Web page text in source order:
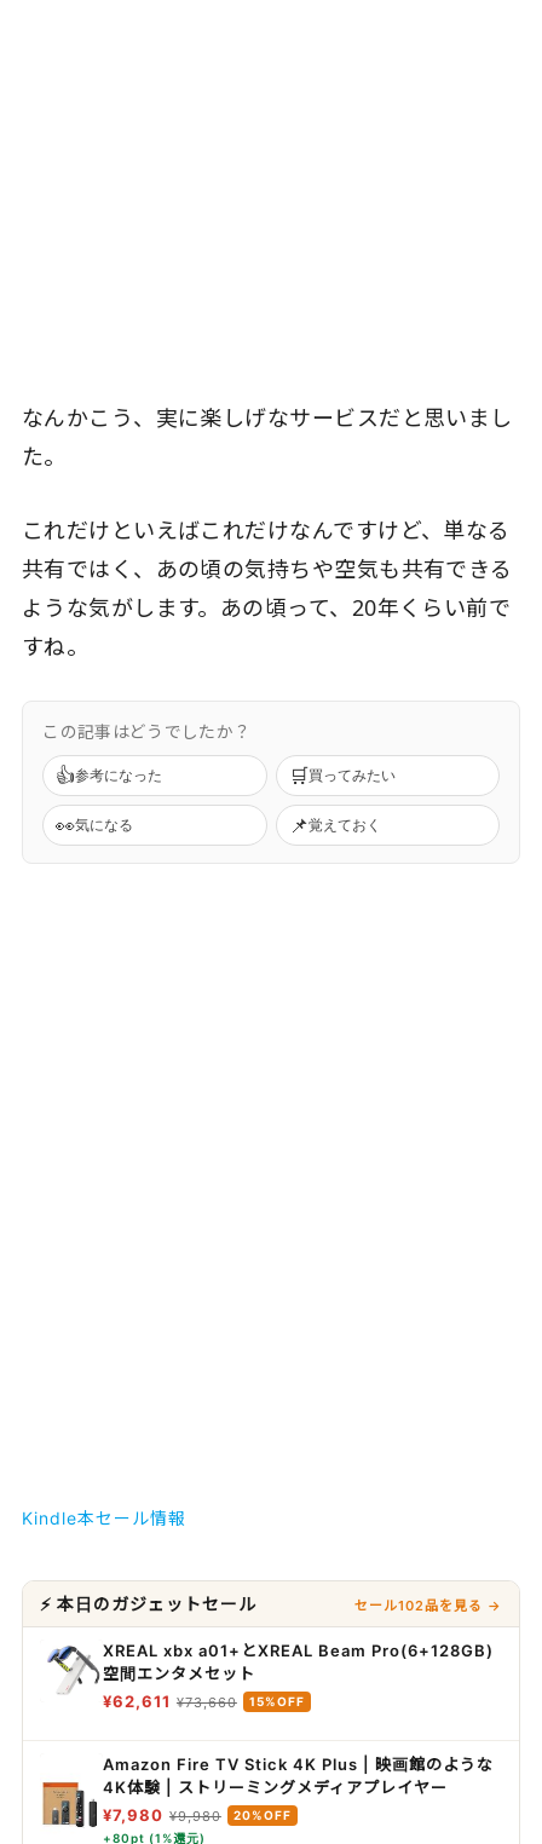
なんかこう、実に楽しげなサービスだと思いまし
た。
これだけといえばこれだけなんですけど、単なる
共有ではく、あの頃の気持ちや空気も共有できる
ような気がします。あの頃って、20年くらい前で
すね。
この記事はどうでしたか？
👍参考になった 🛒買ってみたい
👀気になる 📌覚えておく
Kindle本セール情報
⚡ 本日のガジェットセール セール102品を見る →
XREAL xbx a01+とXREAL Beam Pro(6+128GB)
空間エンタメセット
¥62,611 ¥73,660 15%OFF
Amazon Fire TV Stick 4K Plus | 映画館のような
4K体験 | ストリーミングメディアプレイヤー
¥7,980 ¥9,980
20%OFF
+80pt (1%還元)